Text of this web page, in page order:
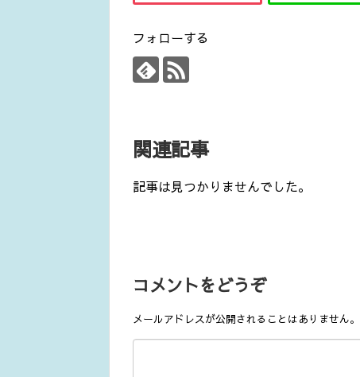
フォローする
関連記事
記事は見つかりませんでした。
コメントをどうぞ
メールアドレスが公開されることはありません。